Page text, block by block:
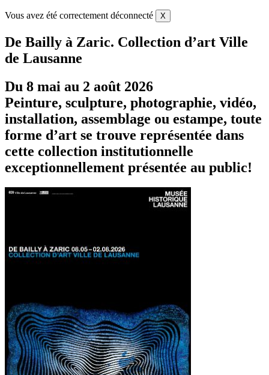
Vous avez été correctement déconnecté X
De Bailly à Zaric. Collection d’art Ville
de Lausanne
Du 8 mai au 2 août 2026
Peinture, sculpture, photographie, vidéo,
installation, assemblage ou estampe, toute
forme d’art se trouve représentée dans
cette collection institutionnelle
exceptionnellement présentée au public!